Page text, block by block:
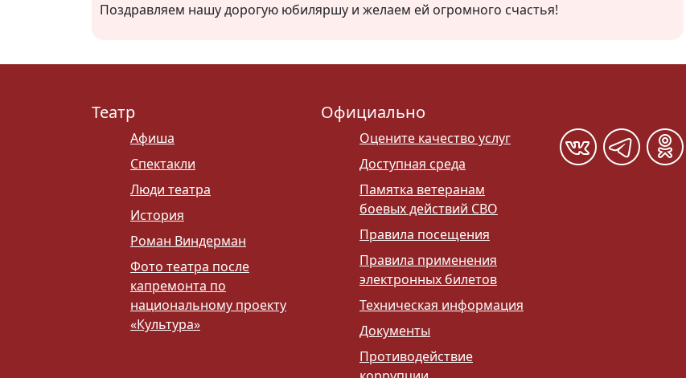
Поздравляем нашу дорогую юбиляршу и желаем ей огромного счастья!
Театр
Афиша
Спектакли
Люди театра
История
Роман Виндерман
Фото театра после
капремонта по
национальному проекту
«Культура»
Официально
Оцените качество услуг
Доступная среда
Памятка ветеранам
боевых действий СВО
Правила посещения
Правила применения
электронных билетов
Техническая информация
Документы
Противодействие